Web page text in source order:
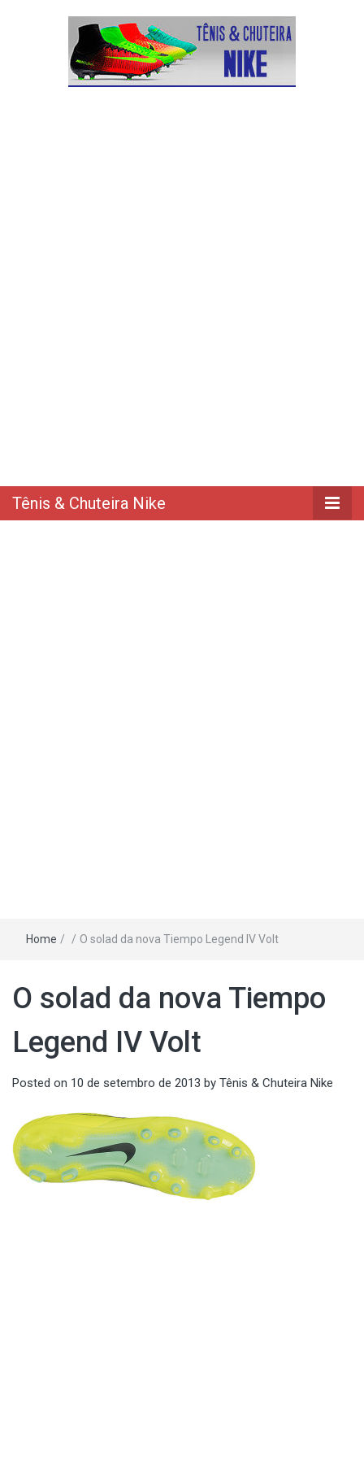
Tênis & Chuteira Nike
Home / / O solad da nova Tiempo Legend IV Volt
O solad da nova Tiempo
Legend IV Volt
Posted on 10 de setembro de 2013 by Tênis & Chuteira Nike